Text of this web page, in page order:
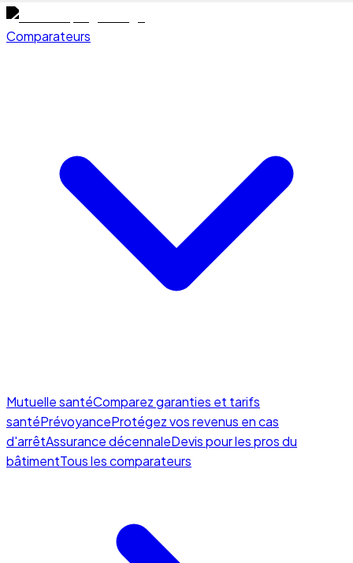
Comparateurs
Mutuelle santéComparez garanties et tarifs
santéPrévoyanceProtégez vos revenus en cas
d'arrêtAssurance décennaleDevis pour les pros du
bâtimentTous les comparateurs